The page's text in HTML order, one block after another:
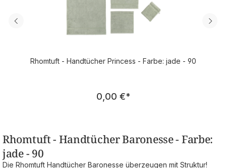
Rhomtuft - Handtücher Princess - Farbe: jade - 90
Regulärer Preis:
0,00 €*
Rhomtuft - Handtücher Baronesse - Farbe:
jade - 90
Die Rhomtuft Handtücher Baronesse überzeugen mit Struktur!